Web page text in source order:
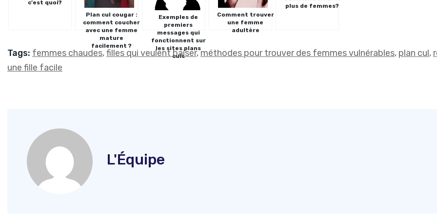
c’est quoi?
Plan cul cougar :
comment coucher
avec une femme
mature
facilement ?
Exemples de
premiers
messages qui
fonctionnent sur
les sites plans
culs
Comment trouver
une femme
adultère
plus de femmes?
Tags: femmes chaudes,filles qui veulent baiser,méthodes pour trouver des femmes vulnérables, plan cul,
une fille facile
L'Équipe